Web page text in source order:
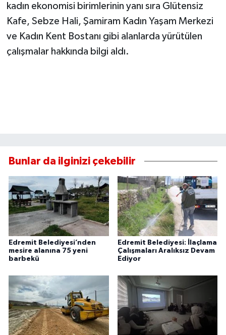
kadın ekonomisi birimlerinin yanı sıra Glütensiz
Kafe, Sebze Hali, Şamiram Kadın Yaşam Merkezi
ve Kadın Kent Bostanı gibi alanlarda yürütülen
çalışmalar hakkında bilgi aldı.
Bunlar da ilginizi çekebilir
Edremit Belediyesi’nden
mesire alanına 75 yeni
barbekü
Edremit Belediyesi: İlaçlama
Çalışmaları Aralıksız Devam
Ediyor